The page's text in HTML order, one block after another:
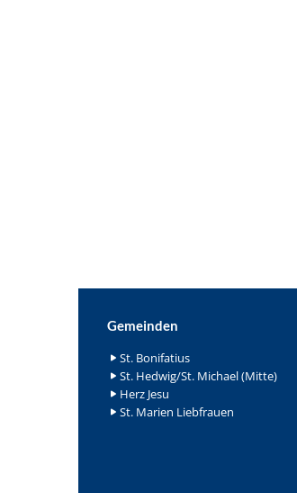
Gemeinden
St. Bonifatius
St. Hedwig/St. Michael (Mitte)
Herz Jesu
St. Marien Liebfrauen